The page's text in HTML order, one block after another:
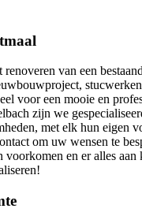
van een
voor een mooie en
zijn we
met elk hun eigen
om uw wensen te
voorkomen en er alles aan